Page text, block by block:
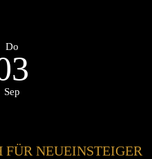
Do
Sep
FÜR NEUEINSTEIGER